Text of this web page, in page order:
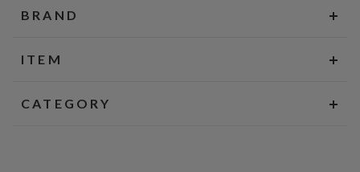
BRAND
ITEM
CATEGORY